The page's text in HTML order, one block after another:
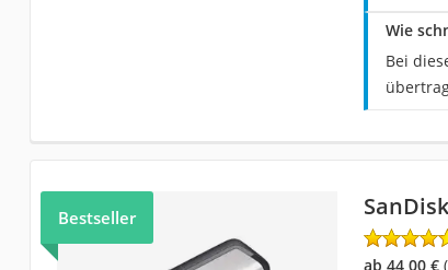
Wie
Bei
Bestseller
ab 44,00 €(